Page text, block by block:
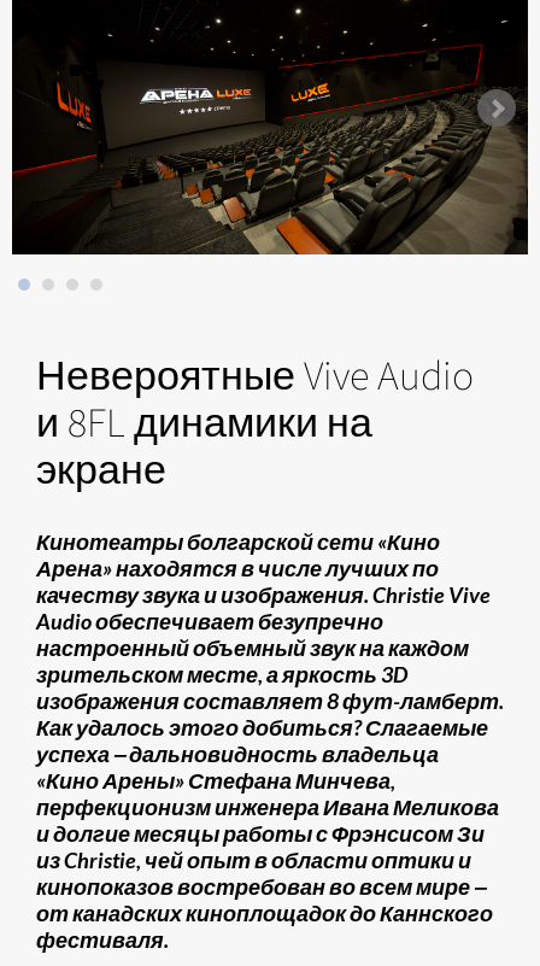
Невероятные Vive Audio
и 8FL динамики на
экране
Кинотеатры болгарской сети «Кино
Арена» находятся в числе лучших по
качеству звука и изображения. Christie Vive
Audio обеспечивает безупречно
настроенный объемный звук на каждом
зрительском месте, а яркость 3D
изображения составляет 8 фут-ламберт.
Как удалось этого добиться? Слагаемые
успеха ‒ дальновидность владельца
«Кино Арены» Стефана Минчева,
перфекционизм инженера Ивана Меликова
и долгие месяцы работы с Фрэнсисом Зи
из Christie, чей опыт в области оптики и
кинопоказов востребован во всем мире ‒
от канадских киноплощадок до Каннского
фестиваля.